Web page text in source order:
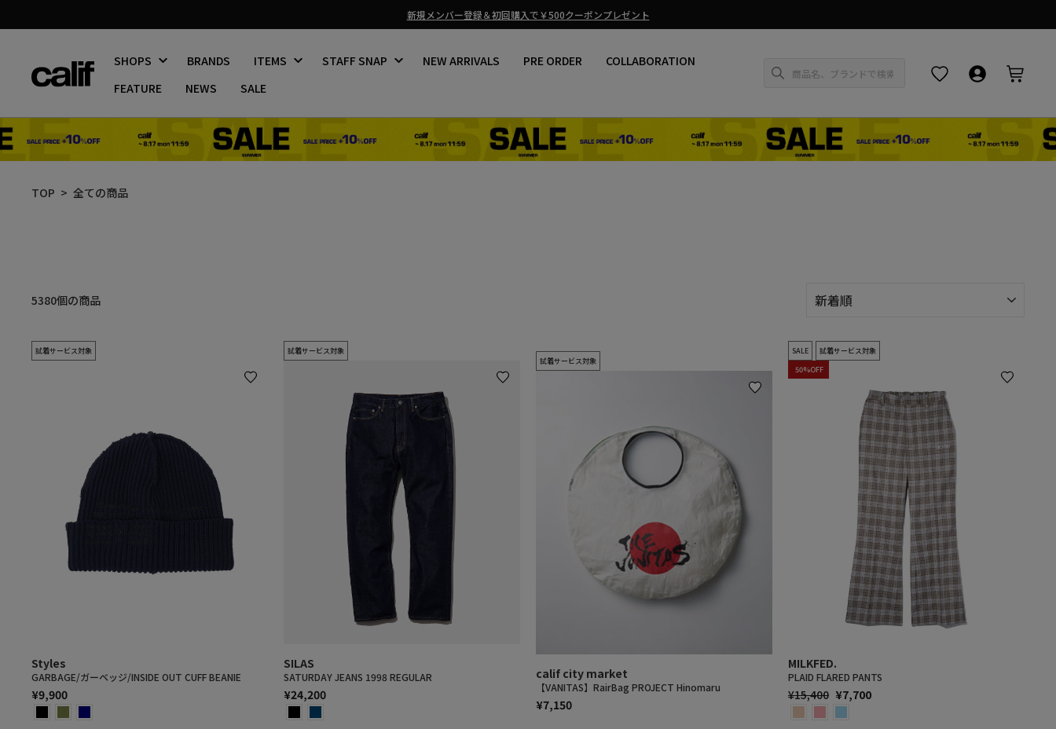
ス
イ
ー
を
止
熊本地震の影響による商品お届けについて
SHOPS BRANDS ITEMS STAFF SNAP NEW ARRIVALS PRE ORDER
COLLABORATION
FEATURE
NEWS SALE
お気に入りログイン・
TOP 全ての商品
5380個の商品
着
試着サービス対象
Styles
GARBAGE/ガーベッジ/INSIDE OUT CUFF BEANIE
¥9,900
試着サービス対象
SILAS
SATURDAY JEANS 1998 REGULAR
¥24,200
試着サービス対象
calif city market
【VANITAS】RairBag PROJECT Hinomaru
¥7,150
SALE
試着サービス対象
50%OFF
MILKFED.
PLAID FLARED PANTS
通
常
¥15,400 SALE
PRICE
¥7,700